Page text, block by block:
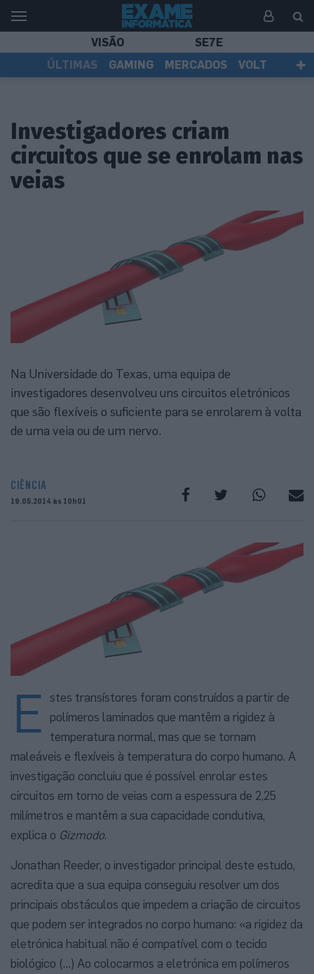
VISÃO
SE7E
ÚLTIMAS
GAMING MERCADOS
VOLT
Investigadores criam
circuitos que se enrolam nas
veias
Na Universidade do Texas, uma equipa de
investigadores desenvolveu uns circuitos eletrónicos
que são flexíveis o suficiente para se enrolarem à volta
de uma veia ou de um nervo.
CIÊNCIA
19.05.2014 às 10h01
E
stes transístores foram construídos a partir de
polímeros laminados que mantêm a rigidez à
temperatura normal, mas que se tornam
maleáveis e flexíveis à temperatura do corpo humano. A
investigação concluiu que é possível enrolar estes
circuitos em torno de veias com a espessura de 2,25
milímetros e mantêm a sua capacidade condutiva,
explica o Gizmodo.
Jonathan Reeder, o investigador principal deste estudo,
acredita que a sua equipa conseguiu resolver um dos
principais obstáculos que impedem a criação de circuitos
que podem ser integrados no corpo humano: «a rigidez da
eletrónica habitual não é compatível com o tecido
biológico (…) Ao colocarmos a eletrónica em polímeros